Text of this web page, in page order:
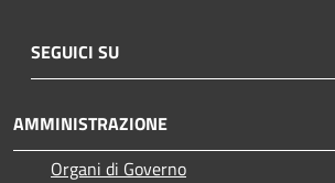
SEGUICI SU
AMMINISTRAZIONE
Organi di Governo